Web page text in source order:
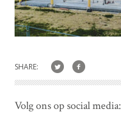
SHARE:
Volg ons op social media: